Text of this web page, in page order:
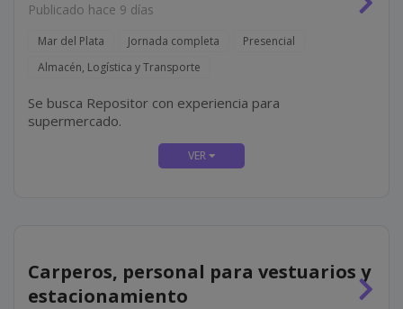
Publicado hace 9 días
Mar del Plata Jornada completa
Presencial
Almacén, Logística y Transporte
Se busca Repositor con experiencia para
supermercado.
Carperos, personal para vestuarios y
estacionamiento